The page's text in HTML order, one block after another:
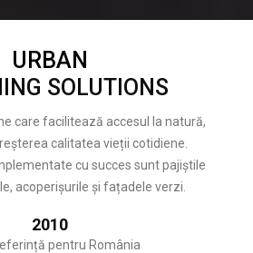
URBAN
SOLUTIONS
care facilitează accesul la natură,
calitatea vieții cotidiene.
cu succes sunt pajiștile
acoperișurile și fațadele verzi.
2010
pentru România